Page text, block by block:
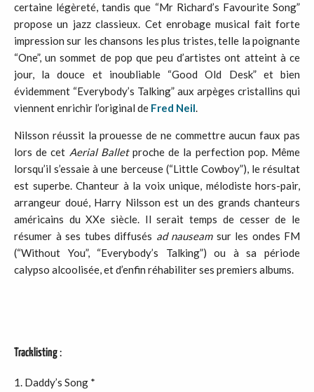
certaine légèreté, tandis que “Mr Richard’s Favourite Song”
propose un jazz classieux. Cet enrobage musical fait forte
impression sur les chansons les plus tristes, telle la poignante
“One”, un sommet de pop que peu d’artistes ont atteint à ce
jour, la douce et inoubliable “Good Old Desk” et bien
évidemment “Everybody’s Talking” aux arpèges cristallins qui
viennent enrichir l’original de Fred Neil.
Nilsson réussit la prouesse de ne commettre aucun faux pas
lors de cet Aerial Balletproche de la perfection pop. Même
lorsqu’il s’essaie à une berceuse (“Little Cowboy”), le résultat
est superbe. Chanteur à la voix unique, mélodiste hors-pair,
arrangeur doué, Harry Nilsson est un des grands chanteurs
américains du XXe siècle. Il serait temps de cesser de le
résumer à ses tubes diffusés ad nauseamsur les ondes FM
(“Without You”, “Everybody’s Talking”) ou à sa période
calypso alcoolisée, et d’enfin réhabiliter ses premiers albums.
Tracklisting:
Daddy’s Song *